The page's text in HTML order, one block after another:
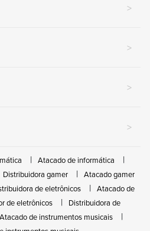
>
>
>
>
Atacado de informática
Distribuidora gamer
Atacado gamer
de eletrônicos
Atacado de
de eletrônicos
Distribuidora de
Atacado de instrumentos musicais